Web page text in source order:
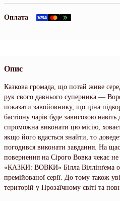
Оплата
Опис
Казкова громада, що потай живе
рук свого давнього суперника —
показати завойовнику, що ціна
бастіону чарів буде зависокою
спроможна виконати цю місію,
якщо його вдасться знайти, то
погодився виконати завдання. На
повернення на Сірого Вовка чекає
«КАЗКИ: ВОВКИ» Білла Віллінґема
премійованої серії. До тому також
територій у Прозаїчному світі та